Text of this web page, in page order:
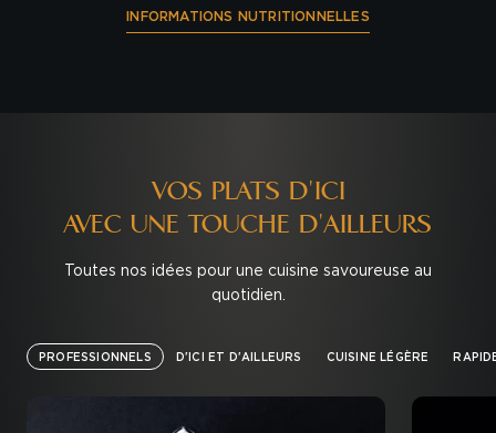
INFORMATIONS NUTRITIONNELLES
VOS PLATS D'ICI
AVEC UNE TOUCHE D'AILLEURS
Toutes nos idées pour une cuisine savoureuse au
quotidien.
PROFESSIONNELS D'ICI ET D'AILLEURS CUISINE LÉGÈRE